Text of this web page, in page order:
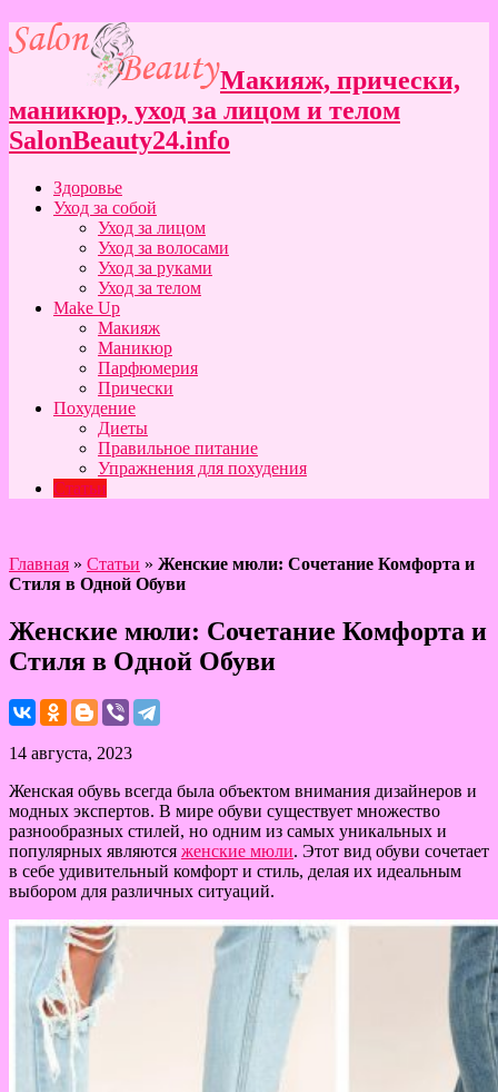
Макияж, прически,
маникюр, уход за лицом и телом
SalonBeauty24.info
Здоровье
Уход за собой
Уход за лицом
Уход за волосами
Уход за руками
Уход за телом
Make Up
Макияж
Маникюр
Парфюмерия
Прически
Похудение
Диеты
Правильное питание
Упражнения для похудения
Статьи
Главная » Статьи » Женские мюли: Сочетание Комфорта и
Стиля в Одной Обуви
Женские мюли: Сочетание Комфорта и
Стиля в Одной Обуви
14 августа, 2023
Женская обувь всегда была объектом внимания дизайнеров и
модных экспертов. В мире обуви существует множество
разнообразных стилей, но одним из самых уникальных и
популярных являются женские мюли. Этот вид обуви сочетает
в себе удивительный комфорт и стиль, делая их идеальным
выбором для различных ситуаций.